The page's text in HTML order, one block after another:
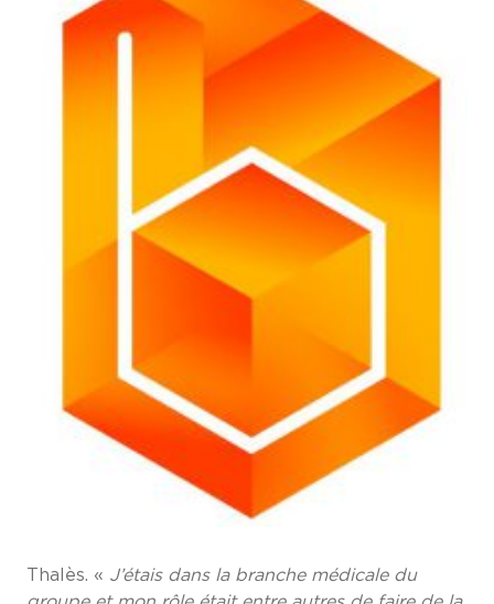
Thalès. « J’étais dans la branche médicale du